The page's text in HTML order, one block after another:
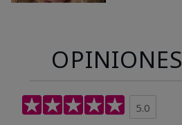
OPINIONES
5.0